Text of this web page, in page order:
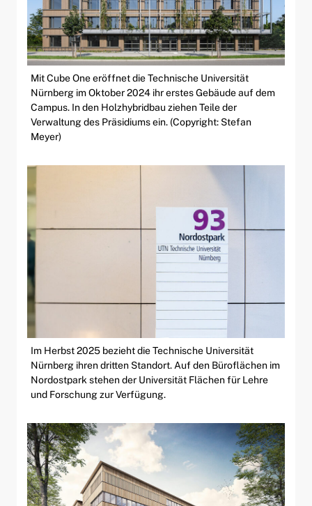
Mit Cube One eröffnet die Technische Universität
Nürnberg im Oktober 2024 ihr erstes Gebäude auf dem
Campus. In den Holzhybridbau ziehen Teile der
Verwaltung des Präsidiums ein. (Copyright: Stefan
Meyer)
Im Herbst 2025 bezieht die Technische Universität
Nürnberg ihren dritten Standort. Auf den Büroflächen im
Nordostpark stehen der Universität Flächen für Lehre
und Forschung zur Verfügung.